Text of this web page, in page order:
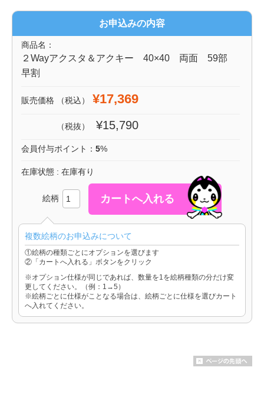
お申込みの内容
商品名：
２Wayアクスタ＆アクキー 40×40 両面 59部
早割
販売価格 （税込） ¥17,369
（税抜） ¥15,790
会員付与ポイント： 5%
在庫状態 : 在庫有り
絵柄
複数絵柄のお申込みについて
①絵柄の種類ごとにオプションを選びます
②「カートへ入れる」ボタンをクリック
※オプション仕様が同じであれば、数量を1を絵柄種類の分だけ変
更してください。（例：1→5）
※絵柄ごとに仕様がことなる場合は、絵柄ごとに仕様を選びカート
へ入れてください。